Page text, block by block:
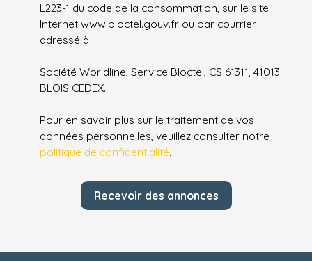
L223-1 du code de la consommation, sur le site
Internet www.bloctel.gouv.fr ou par courrier
adressé à :
Société Worldline, Service Bloctel, CS 61311, 41013
BLOIS CEDEX.
Pour en savoir plus sur le traitement de vos
données personnelles, veuillez consulter notre
politique de confidentialité.
Recevoir des annonces